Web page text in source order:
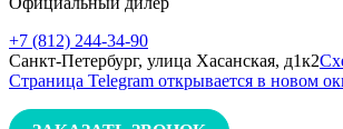
+7 (812) 244-34-90
Санкт-Петербург, улица Хасанская, д1к2
Страница Telegram открывается в новом